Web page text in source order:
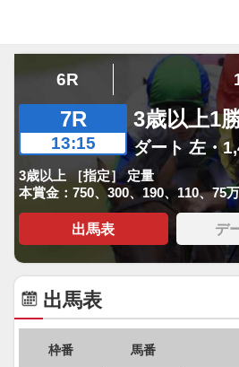
6R
7R
13:15
3歳以上1
ダート 左・
3歳以上 ［指定］ 定量
本賞金：750、300、190、110、75
出馬表 デ
出馬表
枠番 馬番